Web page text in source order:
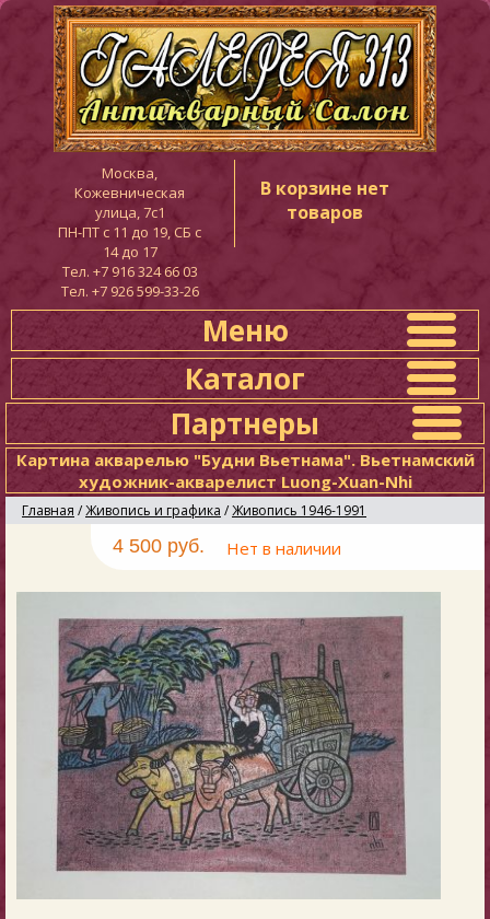
Москва,
Кожевническая
улица, 7с1
ПН-ПТ c 11 до 19, СБ с
14 до 17
Тел. +7 916 324 66 03
Тел. +7 926 599-33-26
В корзине нет
товаров
Меню
Каталог
Партнеры
Картина акварелью "Будни Вьетнама". Вьетнамский
художник-акварелист Luong-Xuan-Nhi
Главная /Живопись и графика /Живопись 1946-1991
4 500 руб. Нет в наличии